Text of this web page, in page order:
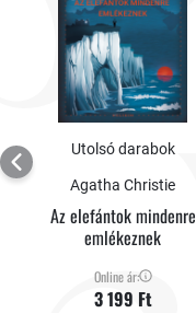
Utolsó darabok
Agatha Christie
Az elefántok mindenre
emlékeznek
Online ár:
3 199 Ft